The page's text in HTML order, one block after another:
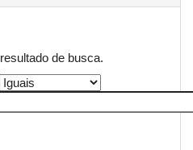
de busca.